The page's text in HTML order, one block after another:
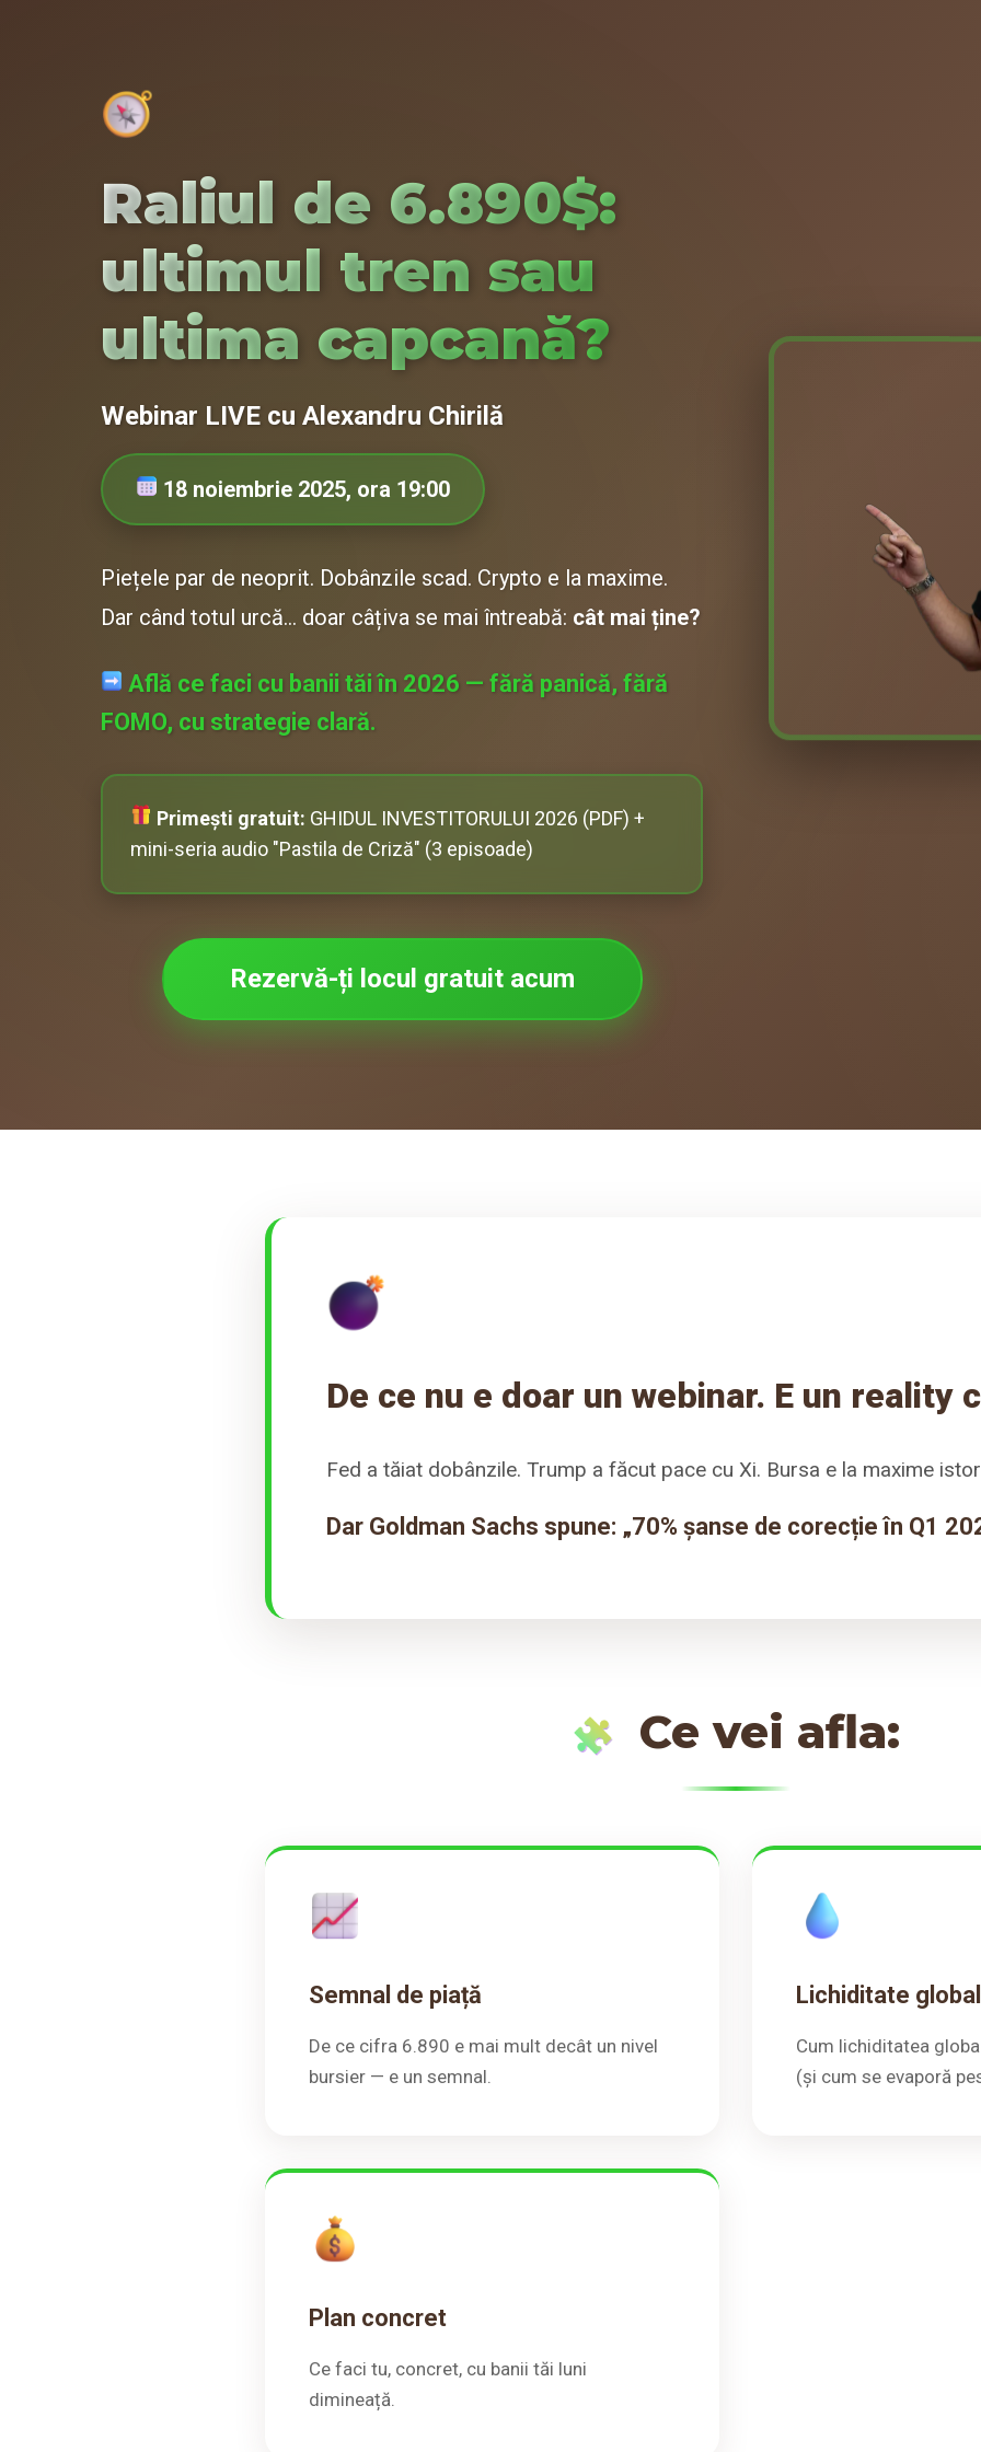
Raliul de 6.890$:
ultimul tren sau
ultima capcană?
Webinar LIVE cu Alexandru Chirilă
18 noiembrie 2025, ora 19:00
Piețele par de neoprit. Dobânzile scad. Crypto e la maxime.
Dar când totul urcă… doar câțiva se mai întreabă: cât mai ține?
Află ce faci cu banii tăi în 2026 — fără panică, fără
FOMO, cu strategie clară.
Primești gratuit: GHIDUL INVESTITORULUI 2026 (PDF) +
mini-seria audio "Pastila de Criză" (3 episoade)
Rezervă-ți locul gratuit acum
De ce nu e doar un webinar. E un reality
Fed a tăiat dobânzile. Trump a făcut pace cu Xi. Bursa e la maxime
Dar Goldman Sachs spune: „70% șanse de corecție în Q1
Ce vei afla:
Semnal de piață
De ce cifra 6.890 e mai mult decât un nivel
bursier — e un semnal.
Lichiditate
Cum lichiditatea
(și cum se evaporă
Plan concret
Ce faci tu, concret, cu banii tăi luni
dimineață.